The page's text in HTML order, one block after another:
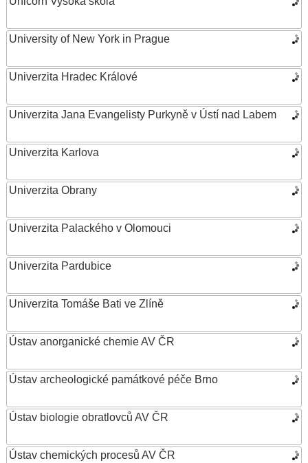
University of New York in Prague
Univerzita Hradec Králové
Univerzita Jana Evangelisty Purkyně v Ústí nad Labem
Univerzita Karlova
Univerzita Obrany
Univerzita Palackého v Olomouci
Univerzita Pardubice
Univerzita Tomáše Bati ve Zlíně
Ústav anorganické chemie AV ČR
Ústav archeologické památkové péče Brno
Ústav biologie obratlovců AV ČR
Ústav chemických procesů AV ČR